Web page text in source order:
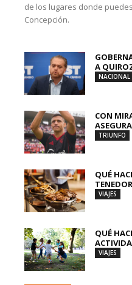
de los lugares donde
Concepción.
A
NACIONAL
CON
TRIUNFO
QUÉ
VIAJES
QUÉ
VIAJES